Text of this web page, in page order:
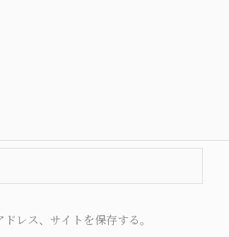
レス、サイトを保存する。